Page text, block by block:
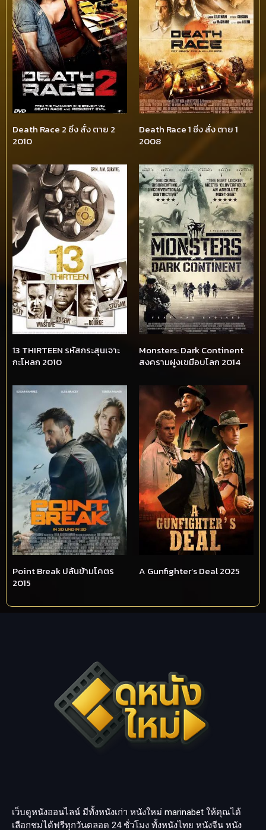
Death Race 2 ซิ่ง สั่ง ตาย 2
2010
Death Race 1 ซิ่ง สั่ง ตาย 1
2008
13 THIRTEEN รหัสกระสุนเจาะ
กะโหลก 2010
Monsters: Dark Continent
สงครามฝูงเขมือบโลก 2014
Point Break ปล้นข้ามโคตร
2015
A Gunfighter’s Deal 2025
เว็บดูหนังออนไลน์ มีทั้งหนังเก่า หนังใหม่ marinabet ให้คุณได้
เลือกชมได้ฟรีทุกวันตลอด 24 ชั่วโมง ทั้งหนังไทย หนังจีน หนัง